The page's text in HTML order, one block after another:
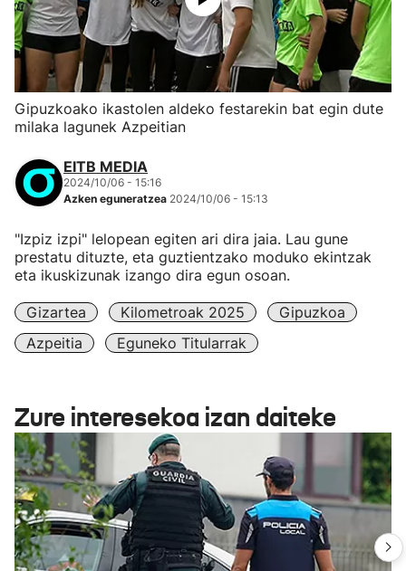
Gipuzkoako ikastolen aldeko festarekin bat egin dute
milaka lagunek Azpeitian
EITB MEDIA
2024/10/06 - 15:16
Azken eguneratzea 2024/10/06 - 15:13
"Izpiz izpi" lelopean egiten ari dira jaia. Lau gune
prestatu dituzte, eta guztientzako moduko ekintzak
eta ikuskizunak izango dira egun osoan.
Gizartea Kilometroak 2025
Gipuzkoa
Azpeitia
Eguneko Titularrak
Zure interesekoa izan daiteke